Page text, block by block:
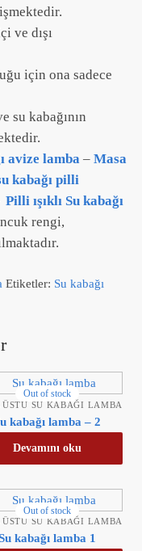
ve dışı
için ona sadece
su kabağının
avize lamba – Masa
kabağı pilli
Pilli ışıklı Su kabağı
rengi,
Etiketler: Su kabağı
Out of stock
ÜSTÜ SU KABAĞI LAMBA
kabağı lamba – 2
Devamını oku
Out of stock
ÜSTÜ SU KABAĞI LAMBA
kabağı lamba 1